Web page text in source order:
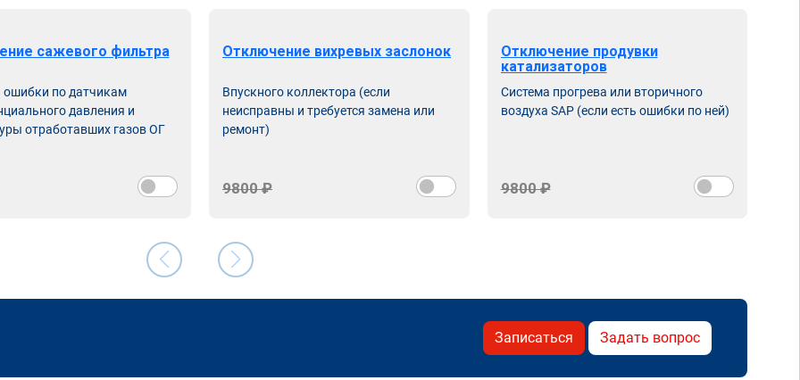
сажевого фильтра
ошибки по датчикам
давления и
отработавших газов ОГ
Отключение вихревых заслонок
Впускного коллектора (если
неисправны и требуется замена или
ремонт)
9800 ₽
Отключение продувки
катализаторов
Система прогрева или вторичного
воздуха SAP (если есть ошибки по ней)
9800 ₽
Записаться Задать вопрос